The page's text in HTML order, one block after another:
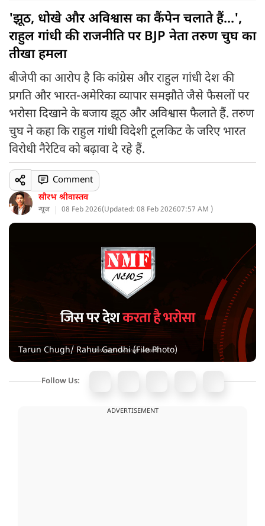
'झूठ, धोखे और अविश्वास का कैंपेन चलाते हैं...',
राहुल गांधी की राजनीति पर BJP नेता तरुण चुघ का
तीखा हमला
बीजेपी का आरोप है कि कांग्रेस और राहुल गांधी देश की
प्रगति और भारत-अमेरिका व्यापार समझौते जैसे फैसलों पर
भरोसा दिखाने के बजाय झूठ और अविश्वास फैलाते हैं. तरुण
चुघ ने कहा कि राहुल गांधी विदेशी टूलकिट के जरिए भारत
विरोधी नैरेटिव को बढ़ावा दे रहे हैं.
सौरभ श्रीवास्तव
न्यूज 08 Feb 2026(Updated: 08 Feb 202607:57 AM )
Comment
Tarun Chugh/ Rahul Gandhi (File Photo)
Follow Us:
ADVERTISEMENT